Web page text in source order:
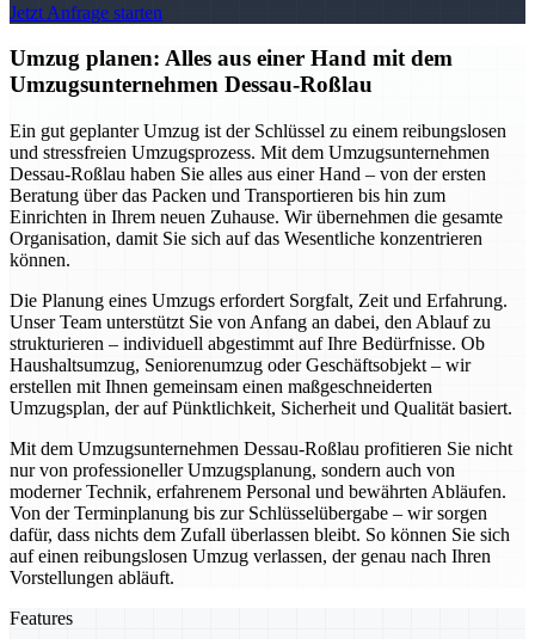
Jetzt Anfrage starten
Umzug planen: Alles aus einer Hand mit dem
Umzugsunternehmen Dessau-Roßlau
Ein gut geplanter Umzug ist der Schlüssel zu einem reibungslosen
und stressfreien Umzugsprozess. Mit dem Umzugsunternehmen
Dessau-Roßlau haben Sie alles aus einer Hand – von der ersten
Beratung über das Packen und Transportieren bis hin zum
Einrichten in Ihrem neuen Zuhause. Wir übernehmen die gesamte
Organisation, damit Sie sich auf das Wesentliche konzentrieren
können.
Die Planung eines Umzugs erfordert Sorgfalt, Zeit und Erfahrung.
Unser Team unterstützt Sie von Anfang an dabei, den Ablauf zu
strukturieren – individuell abgestimmt auf Ihre Bedürfnisse. Ob
Haushaltsumzug, Seniorenumzug oder Geschäftsobjekt – wir
erstellen mit Ihnen gemeinsam einen maßgeschneiderten
Umzugsplan, der auf Pünktlichkeit, Sicherheit und Qualität basiert.
Mit dem Umzugsunternehmen Dessau-Roßlau profitieren Sie nicht
nur von professioneller Umzugsplanung, sondern auch von
moderner Technik, erfahrenem Personal und bewährten Abläufen.
Von der Terminplanung bis zur Schlüsselübergabe – wir sorgen
dafür, dass nichts dem Zufall überlassen bleibt. So können Sie sich
auf einen reibungslosen Umzug verlassen, der genau nach Ihren
Vorstellungen abläuft.
Features